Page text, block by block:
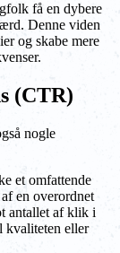
få en dybere
Denne viden
og skabe mere
(CTR)
nogle
et omfattende
en overordnet
antallet af klik i
kvaliteten eller